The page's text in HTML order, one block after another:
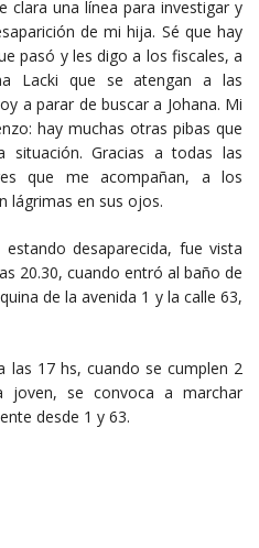
clara una línea para investigar y
de mi hija. Sé que hay
pasó y les digo a los fiscales, a
Lacki que se atengan a las
a parar de buscar a Johana. Mi
hay muchas otras pibas que
situación. Gracias a todas las
que me acompañan, a los
lágrimas en sus ojos.
desaparecida, fue vista
20.30, cuando entró al baño de
de la avenida 1 y la calle 63,
las 17 hs, cuando se cumplen 2
joven, se convoca a marchar
desde 1 y 63.